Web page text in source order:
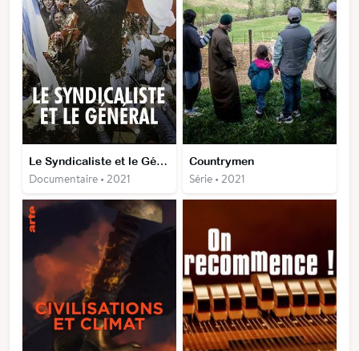
Le Syndicaliste et le Général - L’Ultime Combat de la Pologne communiste
Documentaire • 2021
Countrymen
Série • 2021